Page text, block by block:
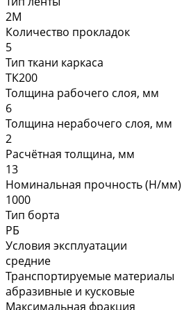
2М
Количество прокладок
5
Тип ткани каркаса
ТК200
Толщина рабочего слоя, мм
6
Толщина нерабочего слоя, мм
2
Расчётная толщина, мм
13
Номинальная прочность (Н/мм)
1000
Тип борта
РБ
Условия эксплуатации
средние
Транспортируемые материалы
абразивные и кусковые
Максимальная фракция